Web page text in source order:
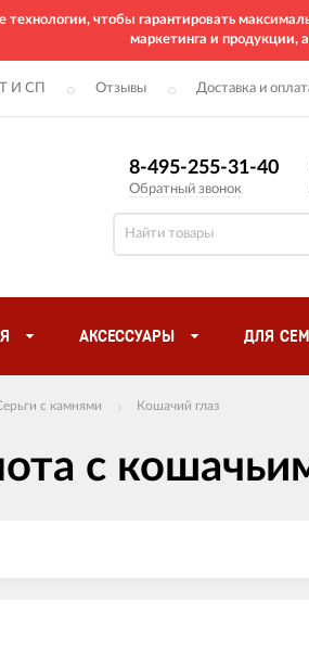
чтобы гарантировать
маркетинга и продукции,
И СП Отзывы Доставка и
8-495-255-31-40
Обратный звонок
АКСЕССУАРЫ ДЛЯ
с камнями Кошачий глаз
с